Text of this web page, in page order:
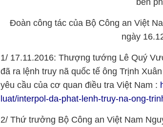
bên
Đoàn công tác của Bộ Công an Việt
ngày
1/ 17.11.2016: Thượng tướng Lê Quý
đã ra lệnh truy nã quốc tế ông Trịnh
yêu cầu của cơ quan điều tra Việt Nam :
luat/interpol-da-phat-lenh-truy-na-ong-
2/ Thứ trưởng Bộ Công an Việt Nam